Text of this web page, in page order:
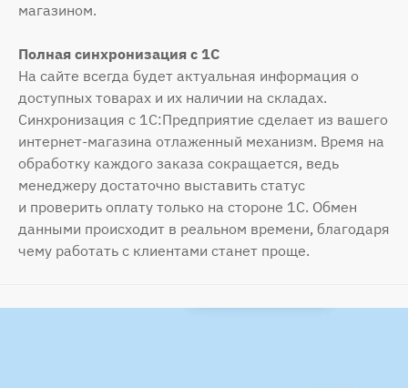
магазином.
Полная синхронизация с 1С
На сайте всегда будет актуальная информация о
доступных товарах и их наличии на складах.
Синхронизация с 1С:Предприятие сделает из вашего
интернет-магазина отлаженный механизм. Время на
обработку каждого заказа сокращается, ведь
менеджеру достаточно выставить статус
и проверить оплату только на стороне 1С. Обмен
данными происходит в реальном времени, благодаря
чему работать с клиентами станет проще.